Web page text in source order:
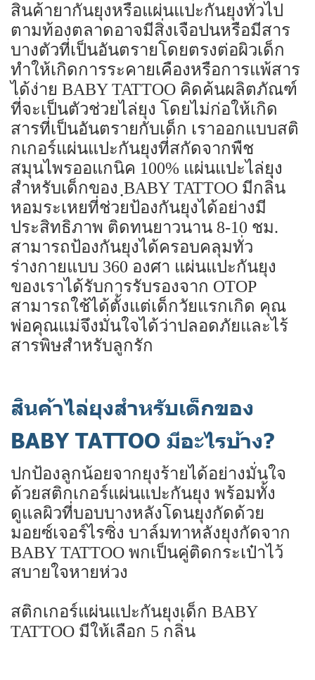
สินค้ายากันยุงหรือแผ่นแปะกันยุงทั่วไป
ตามท้องตลาดอาจมีสิ่งเจือปนหรือมีสาร
บางตัวที่เป็นอันตรายโดยตรงต่อผิวเด็ก
ทำให้เกิดการระคายเคืองหรือการแพ้สาร
ได้ง่าย BABY TATTOO คิดค้นผลิตภัณฑ์
ที่จะเป็นตัวช่วยไล่ยุง โดยไม่ก่อให้เกิด
สารที่เป็นอันตรายกับเด็ก เราออกแบบสติ
กเกอร์แผ่นแปะกันยุงที่สกัดจากพืช
สมุนไพรออแกนิค 100% แผ่นแปะไล่ยุง
สำหรับเด็กของ ฺBABY TATTOO มีกลิ่น
หอมระเหยที่ช่วยป้องกันยุงได้อย่างมี
ประสิทธิภาพ ติดทนยาวนาน 8-10 ชม.
สามารถป้องกันยุงได้ครอบคลุมทั่ว
ร่างกายแบบ 360 องศา แผ่นแปะกันยุง
ของเราได้รับการรับรองจาก OTOP
สามารถใช้ได้ตั้งแต่เด็กวัยแรกเกิด คุณ
พ่อคุณแม่จึงมั่นใจได้ว่าปลอดภัยและไร้
สารพิษสำหรับลูกรัก
สินค้าไล่ยุงสำหรับเด็กของ
BABY TATTOO มีอะไรบ้าง?
ปกป้องลูกน้อยจากยุงร้ายได้อย่างมั่นใจ
ด้วยสติกเกอร์แผ่นแปะกันยุง พร้อมทั้ง
ดูแลผิวที่บอบบางหลังโดนยุงกัดด้วย
มอยซ์เจอร์ไรซิ่ง บาล์มทาหลังยุงกัดจาก
BABY TATTOO พกเป็นคู่ติดกระเป๋าไว้
สบายใจหายห่วง
สติกเกอร์แผ่นแปะกันยุงเด็ก BABY
TATTOO มีให้เลือก 5 กลิ่น